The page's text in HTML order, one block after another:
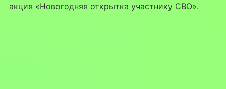
акция «Новогодняя открытка участнику СВО».